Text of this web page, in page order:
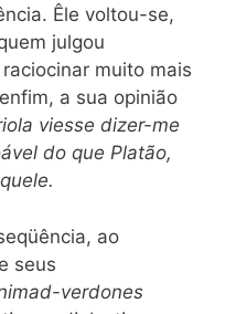
Êle voltou-se,
julgou
muito mais
a sua opinião
viesse dizer-me
do que Platão,
ao
seus
verdones